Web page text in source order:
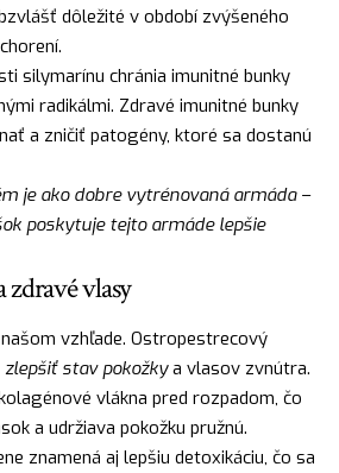
dôležité v období zvýšeného
silymarínu chránia imunitné bunky
radikálmi. Zdravé imunitné bunky
a zničiť patogény, ktoré sa dostanú
je ako dobre vytrénovaná armáda –
poskytuje tejto armáde lepšie
zdravé vlasy
vzhľade. Ostropestrecový
zlepšiť stav pokožkya vlasov zvnútra.
vlákna pred rozpadom, čo
a udržiava pokožku pružnú.
znamená aj lepšiu detoxikáciu, čo sa